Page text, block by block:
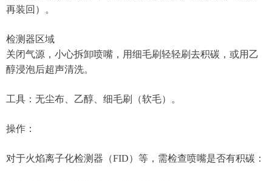
再装回）。
检测器区域
关闭气源，小心拆卸喷嘴，用细毛刷轻轻刷去积碳，或用乙
醇浸泡后超声清洗。
工具：无尘布、乙醇、细毛刷（软毛）。
操作：
对于火焰离子化检测器（FID）等，需检查喷嘴是否有积碳：